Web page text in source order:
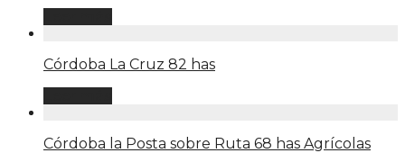
Córdoba La Cruz 82 has
Córdoba la Posta sobre Ruta 68 has Agrícolas